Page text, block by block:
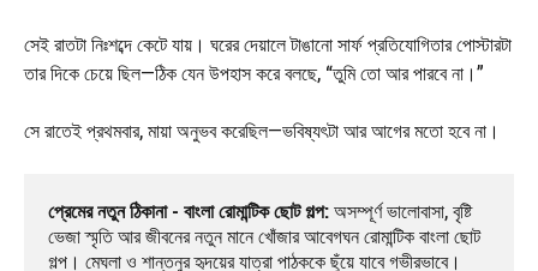
সেই রাতটা নিঃশব্দে কেটে যায়। ঘরের দেয়ালে টাঙানো সার্ফ প্রতিযোগিতার পোস্টারটা
তার দিকে চেয়ে ছিল—ঠিক যেন উপহাস করে বলছে, “তুমি তো আর পারবে না।”
সে রাতেই প্রথমবার, মায়া অনুভব করেছিল—ভবিষ্যৎটা আর আগের মতো হবে না।
প্রেমের নতুন ঠিকানা - বাংলা রোমান্টিক ছোট গল্প: অসম্পূর্ণ ভালোবাসা, বৃষ্টি
ভেজা স্মৃতি আর জীবনের নতুন মানে খোঁজার আবেগঘন রোমান্টিক বাংলা ছোট